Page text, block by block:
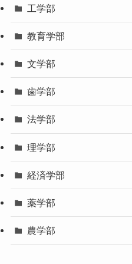
工学部
教育学部
文学部
歯学部
法学部
理学部
経済学部
薬学部
農学部